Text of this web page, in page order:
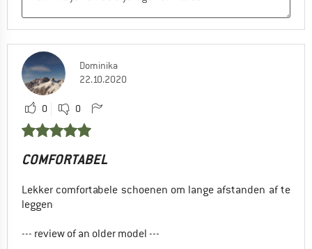
Dominika
22.10.2020
0 0
COMFORTABEL
Lekker comfortabele schoenen om lange afstanden af te
leggen
--- review of an older model ---